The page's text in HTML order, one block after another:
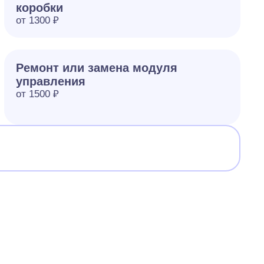
коробки
от 1300 ₽
Ремонт или замена модуля
управления
от 1500 ₽